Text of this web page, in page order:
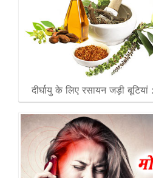
दीर्घायु के लिए रसायन जड़ी बूटियां